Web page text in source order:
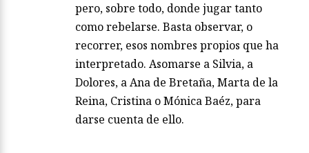
pero, sobre todo, donde jugar tanto
como rebelarse. Basta observar, o
recorrer, esos nombres propios que ha
interpretado. Asomarse a Silvia, a
Dolores, a Ana de Bretaña, Marta de la
Reina, Cristina o Mónica Baéz, para
darse cuenta de ello.